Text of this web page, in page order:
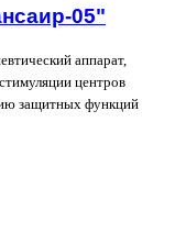
05"
аппарат,
центров
защитных функций